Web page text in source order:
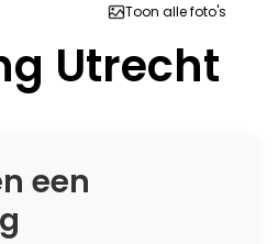
Toon alle foto's
Utrecht
een